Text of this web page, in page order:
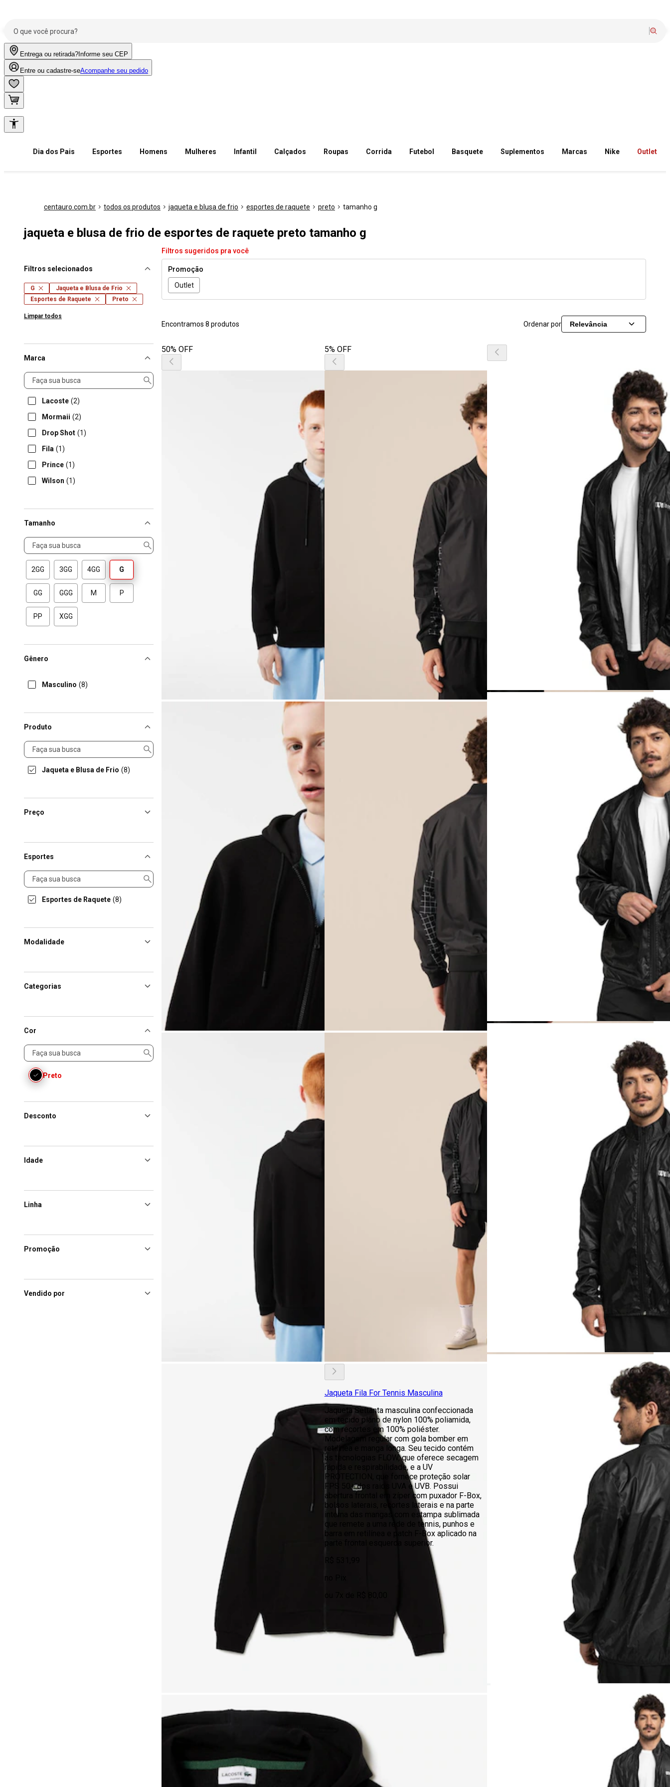
Entrega ou retirada? Informe seu CEP
Entre ou cadastre-seAcompanhe seu pedido
Dia dos Pais Esportes Homens Mulheres Infantil Calçados Roupas Corrida Futebol Basquete Suplementos Marcas Nike Outlet
centauro.com.br todos os produtos jaqueta e blusa de frio esportes de raquete preto tamanho g
jaqueta e blusa de frio de esportes de raquete preto tamanho g
Filtros selecionados
G
Jaqueta e Blusa de Frio
Esportes de Raquete
Preto
Limpar todos
Marca
Marca
Lacoste (2)
Mormaii (2)
Drop Shot (1)
Fila (1)
Prince (1)
Wilson (1)
Tamanho
Tamanho
2GG 3GG 4GG G
GG GGG M P
PP XGG
Gênero
Masculino (8)
Produto
Produto
Jaqueta e Blusa de Frio (8)
Preço
Esportes
Esportes
Esportes de Raquete (8)
Modalidade
Categorias
Cor
Cor
Preto
Desconto
Idade
Linha
Promoção
Vendido por
Filtros sugeridos pra você
Promoção
Outlet
Encontramos 8 produtos Ordenar por Relevância
50% OFF 5% OFF
Jaqueta Fila For Tennis Masculina
Jaqueta Settanta masculina confeccionada
em tecido plano de nylon 100% poliamida,
com recortes em 100% poliéster.
Modelagem regular com gola bomber em
retilínea e manga longa. Seu tecido contém
as tecnologias FLOW, que oferece secagem
rápida e respirabilidade, e a UV
PROTECTION, que fornece proteção solar
FPS 50+ dos raios UVA e UVB. Possui
abertura frontal em zíper com puxador F-Box,
bolsos laterais, recortes laterais e na parte
interna das mangas com estampa sublimada
que remete a uma rede de tennis, punhos e
barra em retilínea e patch F-Box aplicado na
parte frontal esquerda superior.
no Pix
ou 7x de R$ 80,00